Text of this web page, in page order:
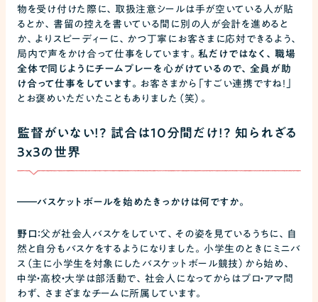
物を受け付けた際に、取扱注意シールは手が空いている人が貼
るとか、書留の控えを書いている間に別の人が会計を進めると
か、よりスピーディーに、かつ丁寧にお客さまに応対できるよう、
局内で声をかけ合って仕事をしています。私だけではなく、職場
全体で同じようにチームプレーを心がけているので、全員が助
け合って仕事をしています。 お客さまから「すごい連携ですね！」
とお褒めいただいたこともありました（笑）。
監督がいない!? 試合は10分間だけ!? 知られざる
3x3の世界
――バスケットボールを始めたきっかけは何ですか。
野口：父が社会人バスケをしていて、その姿を見ているうちに、自
然と自分もバスケをするようになりました。小学生のときにミニバ
ス（主に小学生を対象にしたバスケットボール競技）から始め、
中学・高校・大学は部活動で、社会人になってからはプロ・アマ問
わず、さまざまなチームに所属しています。